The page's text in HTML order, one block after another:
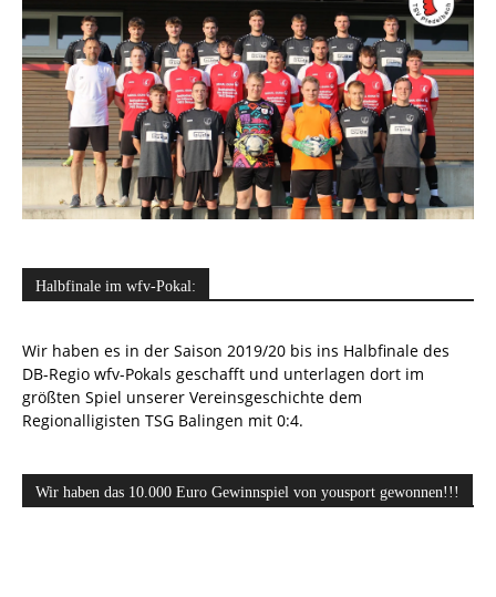
Halbfinale im wfv-Pokal:
Wir haben es in der Saison 2019/20 bis ins Halbfinale des
DB-Regio wfv-Pokals geschafft und unterlagen dort im
größten Spiel unserer Vereinsgeschichte dem
Regionalligisten TSG Balingen mit 0:4.
Wir haben das 10.000 Euro Gewinnspiel von yousport gewonnen!!!